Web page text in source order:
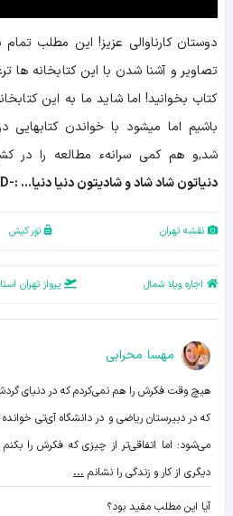
دوستان کارناوالی عزیز! این مطلب
تصاویر و آشنا شدن با این کتابخانه ها
کتاب بخوانید! اما شاید ما به این
باشیم اما میشود با خواندن کتابهایی
شد,و هم کمی سرانهء مطالعه را در
دنیاتون شاد شاد و شادیتون دنیا دنیا... :-D
نقشه تهران تور کیش
اجاره ویلا شمال پرواز تهران
مهسا محرابی
هیچ وقت فکرش را هم نمی‌کردم که در دنیای
که در دبیرستان ریاضی و در دانشگاه آی‌تی
می‌شود؛ اما اتفاقی‌تر از چیزی که فکرش را
دیگری از کار و زندگی را نشانم ...
آیا این مطلب مفید بود؟